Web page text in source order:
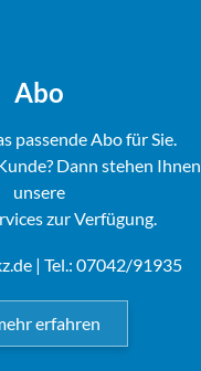
Abo
passende Abo für Sie.
Dann stehen Ihnen
unsere
zur Verfügung.
| Tel.: 07042/91935
erfahren